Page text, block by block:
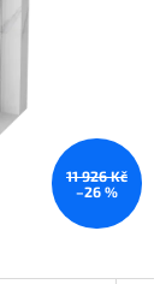
11 926 Kč
–26 %